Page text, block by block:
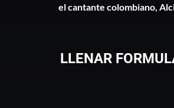
el cantante colombiano,
LLENAR